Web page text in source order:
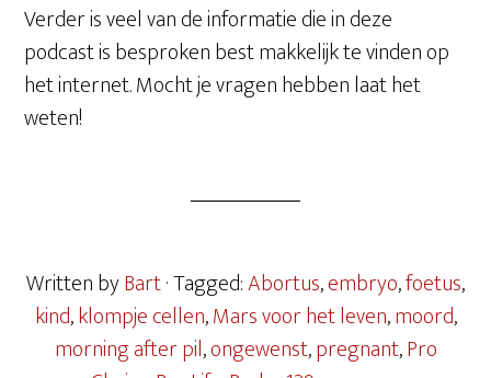
Verder is veel van de informatie die in deze
podcast is besproken best makkelijk te vinden op
het internet. Mocht je vragen hebben laat het
weten!
Written byBart· Tagged:Abortus,embryo,foetus,
kind,klompje cellen,Mars voor het leven,moord,
morning after pil,ongewenst,pregnant,Pro